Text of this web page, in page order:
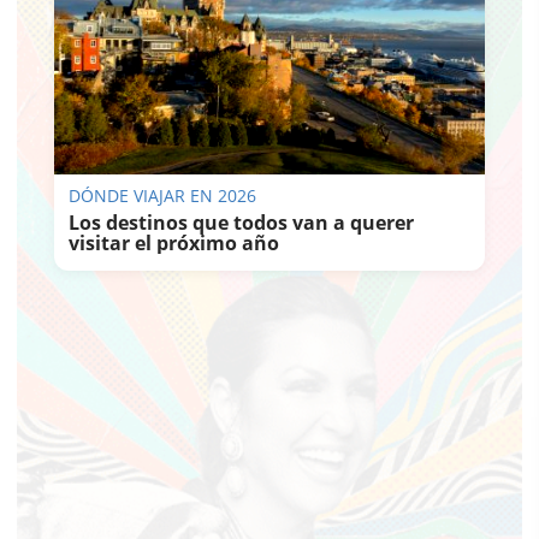
DÓNDE VIAJAR EN 2026
Los destinos que todos van a querer
visitar el próximo año